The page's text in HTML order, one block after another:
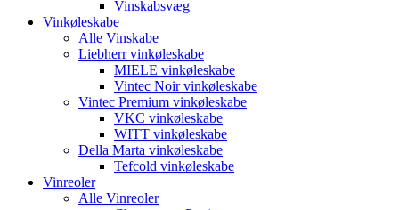
Vinskabsvæg
Vinkøleskabe
Alle Vinskabe
Liebherr vinkøleskabe
MIELE vinkøleskabe
Vintec Noir vinkøleskabe
Vintec Premium vinkøleskabe
VKC vinkøleskabe
WITT vinkøleskabe
Della Marta vinkøleskabe
Tefcold vinkøleskabe
Vinreoler
Alle Vinreoler